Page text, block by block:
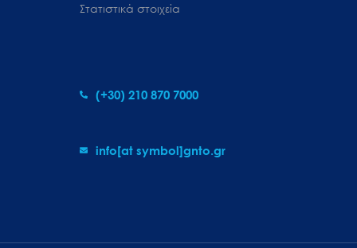
Στατιστικά στοιχεία
(+30) 210 870 7000
info[at symbol]gnto.gr